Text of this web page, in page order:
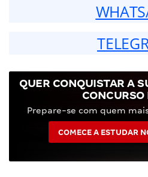
QUER CONQUISTAR A
CONCURSO
Prepare-se com quem
COMECE A ESTUDAR